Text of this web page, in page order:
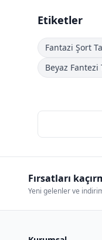
Etiketler
Fantazi Şort
Beyaz Fantezi
Fırsatları
Yeni gelenler ve